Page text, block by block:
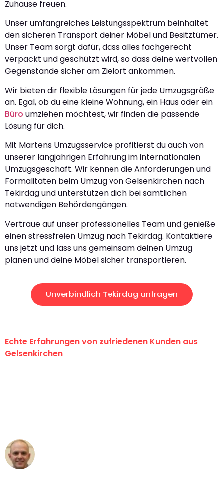
Zuhause freuen.
Unser umfangreiches Leistungsspektrum beinhaltet
den sicheren Transport deiner Möbel und Besitztümer.
Unser Team sorgt dafür, dass alles fachgerecht
verpackt und geschützt wird, so dass deine wertvollen
Gegenstände sicher am Zielort ankommen.
Wir bieten dir flexible Lösungen für jede Umzugsgröße
an. Egal, ob du eine kleine Wohnung, ein Haus oder ein
Büro umziehen möchtest, wir finden die passende
Lösung für dich.
Mit Martens Umzugsservice profitierst du auch von
unserer langjährigen Erfahrung im internationalen
Umzugsgeschäft. Wir kennen die Anforderungen und
Formalitäten beim Umzug von Gelsenkirchen nach
Tekirdag und unterstützen dich bei sämtlichen
notwendigen Behördengängen.
Vertraue auf unser professionelles Team und genieße
einen stressfreien Umzug nach Tekirdag. Kontaktiere
uns jetzt und lass uns gemeinsam deinen Umzug
planen und deine Möbel sicher transportieren.
Unverbindlich Tekirdag anfragen
Echte Erfahrungen von zufriedenen Kunden aus
Gelsenkirchen